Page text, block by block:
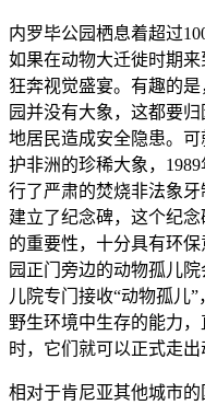
内罗毕公园栖息着超过
如果在动物大迁徙时期
狂奔视觉盛宴。有趣的
园并没有大象，这都要
地居民造成安全隐患。
护非洲的珍稀大象，
行了严肃的焚烧非法象牙
建立了纪念碑，这个纪
的重要性，十分具有环
园正门旁边的动物孤儿
儿院专门接收“动物孤儿
野生环境中生存的能力
时，它们就可以正式走出
相对于肯尼亚其他城市